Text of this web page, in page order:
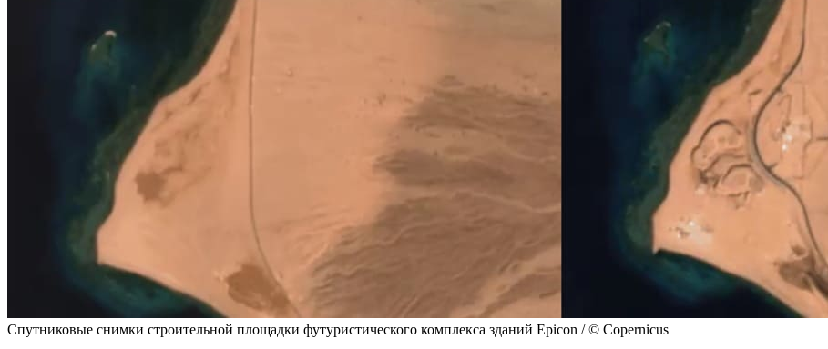
Спутниковые снимки строительной площадки футуристического комплекса зданий Epicon / © Copernicus